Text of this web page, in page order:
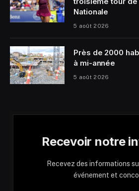
Nationale
5 août 2026
Près de 2000
à mi-année
5 août 2026
Recevoir notre
Recevez des informations
événement et